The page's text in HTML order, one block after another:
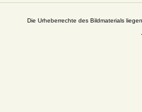
Die Urheberrechte des Bildmaterials